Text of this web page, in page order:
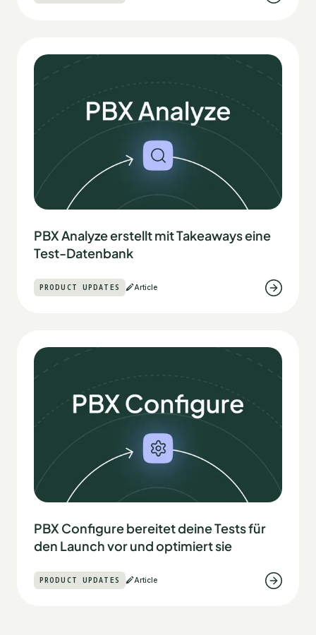
PBX Analyze erstellt mit Takeaways eine
Test-Datenbank
PRODUCT UPDATES Article
PBX Configure bereitet deine Tests für
den Launch vor und optimiert sie
PRODUCT UPDATES Article